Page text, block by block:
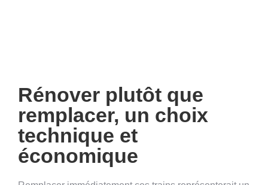
Rénover plutôt que
remplacer, un choix
technique et
économique